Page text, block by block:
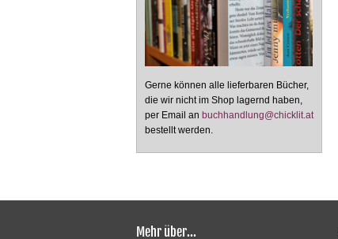
Gerne können alle lieferbaren Bücher,
die wir nicht im Shop lagernd haben,
per Email an buchhandlung@chicklit.at
bestellt werden.
Mehr über...